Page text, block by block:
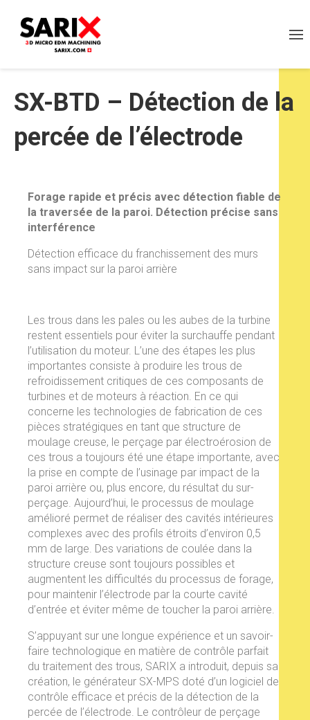
SX-BTD – Détection de la
percée de l’électrode
Forage rapide et précis avec détection fiable de
la traversée de la paroi. Détection précise sans
interférence
Détection efficace du franchissement des murs
sans impact sur la paroi arrière
Les trous dans les pales ou les aubes de la turbine
restent essentiels pour éviter la surchauffe pendant
l’utilisation du moteur. L’une des étapes les plus
importantes consiste à produire les trous de
refroidissement critiques de ces composants de
turbines et de moteurs à réaction. En ce qui
concerne les technologies de fabrication de ces
pièces stratégiques en tant que structure de
moulage creuse, le perçage par électroérosion de
ces trous a toujours été une étape importante, avec
la prise en compte de l’usinage par impact de la
paroi arrière ou, plus encore, du résultat du sur-
perçage. Aujourd’hui, le processus de moulage
amélioré permet de réaliser des cavités intérieures
complexes avec des profils étroits d’environ 0,5
mm de large. Des variations de coulée dans la
structure creuse sont toujours possibles et
augmentent les difficultés du processus de forage,
pour maintenir l’électrode par la courte cavité
d’entrée et éviter même de toucher la paroi arrière.
S’appuyant sur une longue expérience et un savoir-
faire technologique en matière de contrôle parfait
du traitement des trous, SARIX a introduit, depuis sa
création, le générateur SX-MPS doté d’un logiciel de
contrôle efficace et précis de la détection de la
percée de l’électrode. Le contrôleur de perçage